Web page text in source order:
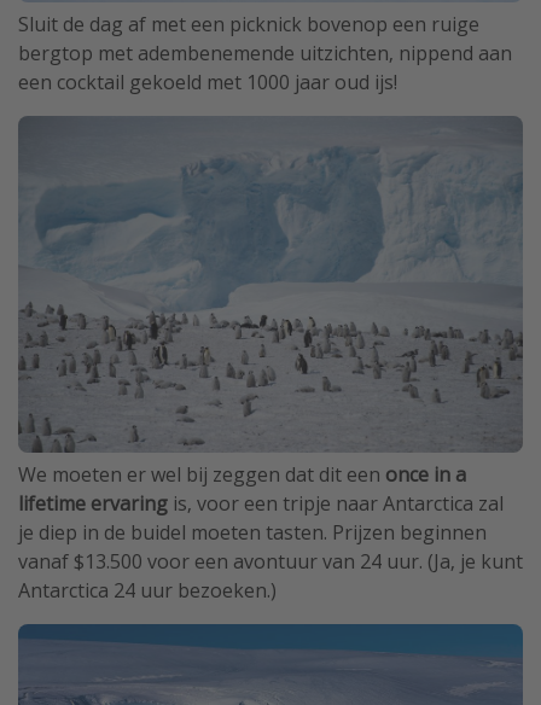
Sluit de dag af met een picknick bovenop een ruige
bergtop met adembenemende uitzichten, nippend aan
een cocktail gekoeld met 1000 jaar oud ijs!
We moeten er wel bij zeggen dat dit een once in a
lifetime ervaring is, voor een tripje naar Antarctica zal
je diep in de buidel moeten tasten. Prijzen beginnen
vanaf $13.500 voor een avontuur van 24 uur. (Ja, je kunt
Antarctica 24 uur bezoeken.)